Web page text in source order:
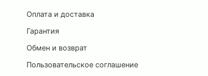
Оплата и доставка
Гарантия
Обмен и возврат
Пользовательское соглашение